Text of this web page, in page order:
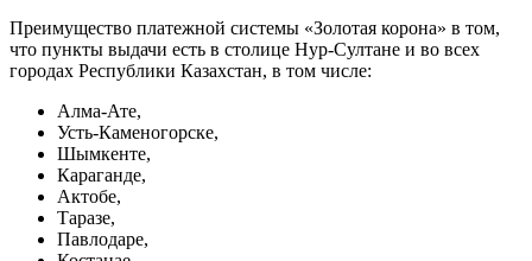
Преимущество платежной системы «Золотая корона» в том,
что пункты выдачи есть в столице Нур-Султане и во всех
городах Республики Казахстан, в том числе:
Алма-Ате,
Усть-Каменогорске,
Шымкенте,
Караганде,
Актобе,
Таразе,
Павлодаре,